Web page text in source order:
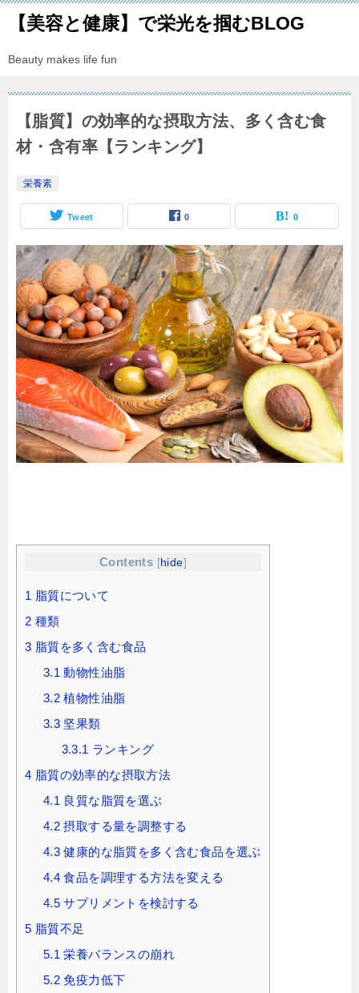
【美容と健康】で栄光を掴むBLOG
Beauty makes life fun
【脂質】の効率的な摂取方法、多く含む食
材・含有率【ランキング】
栄養素
Tweet 0 0
Contents [hide]
1 脂質について
2 種類
3 脂質を多く含む食品
3.1 動物性油脂
3.2 植物性油脂
3.3 坚果類
3.3.1 ランキング
4 脂質の効率的な摂取方法
4.1 良質な脂質を選ぶ
4.2 摂取する量を調整する
4.3 健康的な脂質を多く含む食品を選ぶ
4.4 食品を調理する方法を変える
4.5 サプリメントを検討する
5 脂質不足
5.1 栄養バランスの崩れ
5.2 免疫力低下